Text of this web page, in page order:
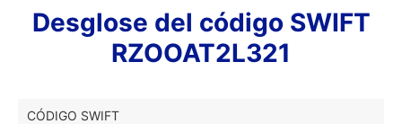
Desglose del código SWIFT
RZOOAT2L321
CÓDIGO SWIFT